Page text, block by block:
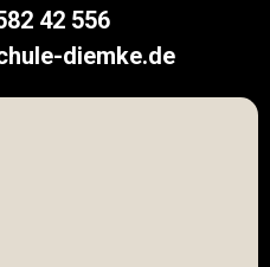
42 556
diemke.de